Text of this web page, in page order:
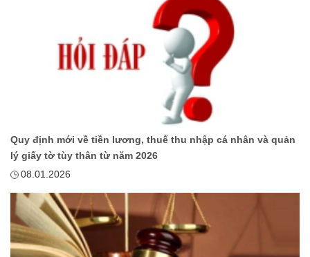
Quy định mới về tiền lương, thuế thu nhập cá nhân và quản
lý giấy tờ tùy thân từ năm 2026
08.01.2026